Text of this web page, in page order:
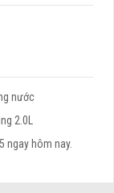
nước
2.0L
ngay hôm nay.